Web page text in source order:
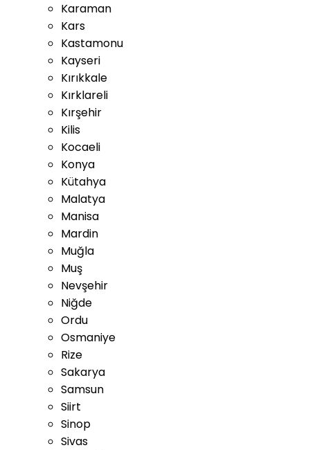
Karaman
Kars
Kastamonu
Kayseri
Kırıkkale
Kırklareli
Kırşehir
Kilis
Kocaeli
Konya
Kütahya
Malatya
Manisa
Mardin
Muğla
Muş
Nevşehir
Niğde
Ordu
Osmaniye
Rize
Sakarya
Samsun
Siirt
Sinop
Sivas